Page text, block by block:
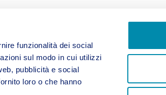
funzionalità dei social
sul modo in cui utilizzi
pubblicità e social
loro o che hanno